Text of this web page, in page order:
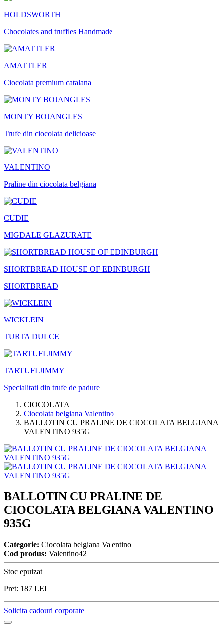
HOLDSWORTH
Chocolates and truffles Handmade
AMATTLER
Ciocolata premium catalana
MONTY BOJANGLES
Trufe din ciocolata delicioase
VALENTINO
Praline din ciocolata belgiana
CUDIE
MIGDALE GLAZURATE
SHORTBREAD HOUSE OF EDINBURGH
SHORTBREAD
WICKLEIN
TURTA DULCE
TARTUFI JIMMY
Specialitati din trufe de padure
CIOCOLATA
Ciocolata belgiana Valentino
BALLOTIN CU PRALINE DE CIOCOLATA BELGIANA
VALENTINO 935G
BALLOTIN CU PRALINE DE
CIOCOLATA BELGIANA VALENTINO
935G
Categorie: Ciocolata belgiana Valentino
Cod produs: Valentino42
Stoc epuizat
Pret: 187 LEI
Solicita cadouri corporate